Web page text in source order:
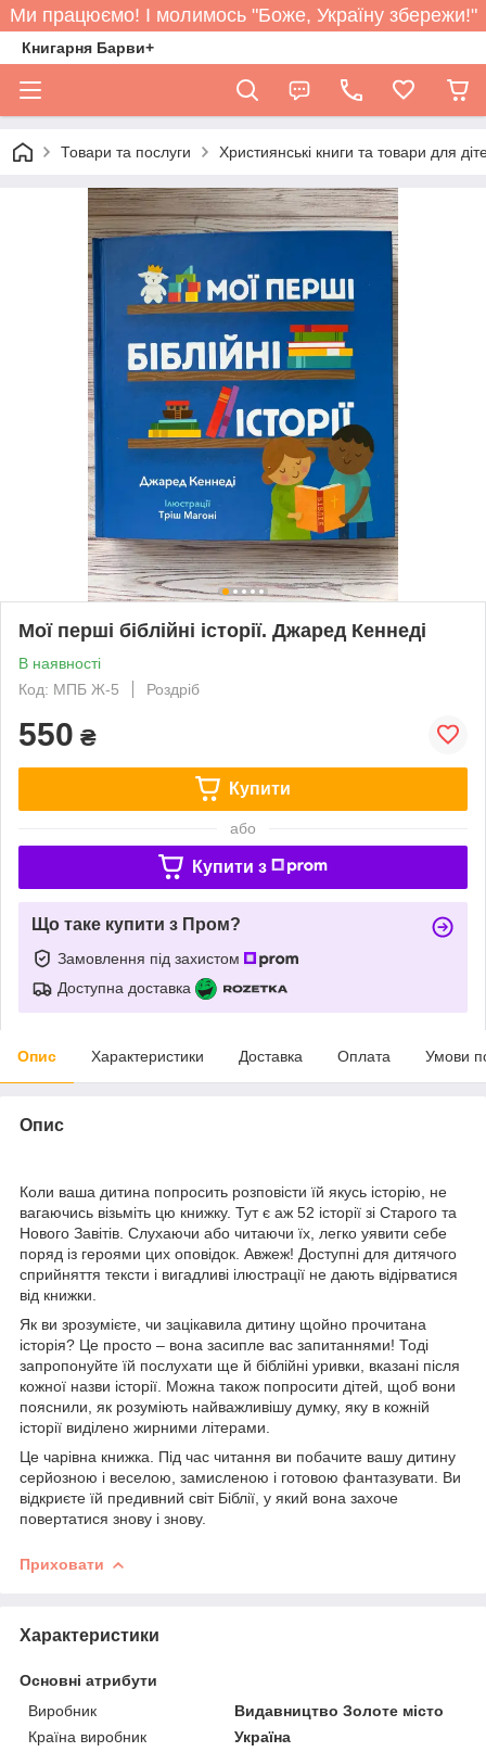
Ми працюємо! І молимось "Боже, Україну збережи!"
Книгарня Барви+
Товари та послуги Християнські книги та товари для
Мої перші біблійні історії. Джаред Кеннеді
В наявності
Код: МПБ Ж-5
Роздріб
550 ₴
Купити
або
Купити з
Що таке купити з Пром?
Замовлення під захистом
Доступна доставка
Опис Характеристики Доставка Оплата Умови
Опис
Коли ваша дитина попросить розповісти їй якусь історію, не
вагаючись візьміть цю книжку. Тут є аж 52 історії зі Старого та
Нового Завітів. Слухаючи або читаючи їх, легко уявити себе
поряд із героями цих оповідок. Авжеж! Доступні для дитячого
сприйняття тексти і вигадливі ілюстрації не дають відірватися
від книжки.
Як ви зрозумієте, чи зацікавила дитину щойно прочитана
історія? Це просто – вона засипле вас запитаннями! Тоді
запропонуйте їй послухати ще й біблійні уривки, вказані після
кожної назви історії. Можна також попросити дітей, щоб вони
пояснили, як розуміють найважливішу думку, яку в кожній
історії виділено жирними літерами.
Це чарівна книжка. Під час читання ви побачите вашу дитину
серйозною і веселою, замисленою і готовою фантазувати. Ви
відкриєте їй предивний світ Біблії, у який вона захоче
повертатися знову і знову.
Приховати
Характеристики
Основні атрибути
Виробник
Видавництво Золоте місто
Країна виробник
Україна